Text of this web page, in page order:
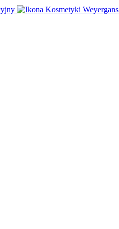
Kosmetyki Weyergans